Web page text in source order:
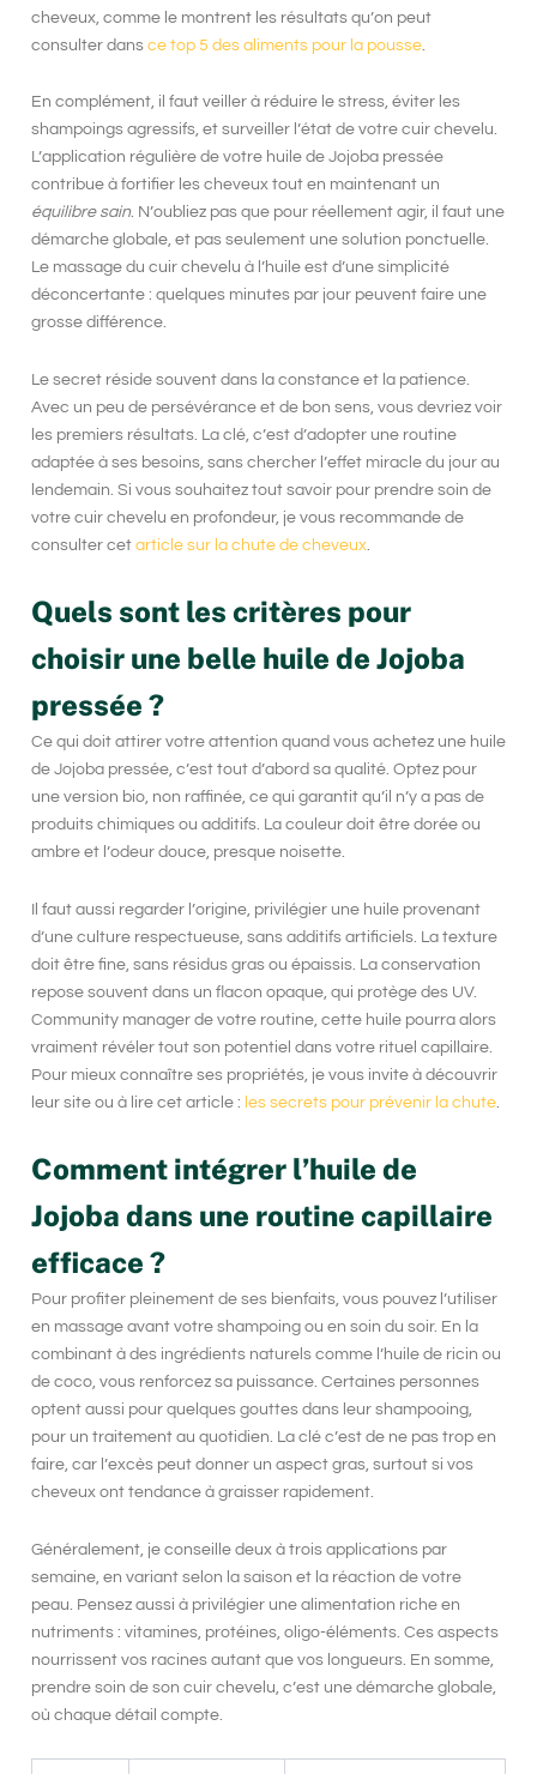
cheveux, comme le montrent les résultats qu’on peut
consulter dans ce top 5 des aliments pour la pousse
En complément, il faut veiller à réduire le stress, éviter les
shampoings agressifs, et surveiller l’état de votre cuir chevelu.
L’application régulière de votre huile de Jojoba pressée
contribue à fortifier les cheveux tout en maintenant un
équilibre sain. N’oubliez pas que pour réellement agir, il faut une
démarche globale, et pas seulement une solution ponctuelle.
Le massage du cuir chevelu à l’huile est d’une simplicité
déconcertante : quelques minutes par jour peuvent faire une
grosse différence.
Le secret réside souvent dans la constance et la patience.
Avec un peu de persévérance et de bon sens, vous devriez voir
les premiers résultats. La clé, c’est d’adopter une routine
adaptée à ses besoins, sans chercher l’effet miracle du jour au
lendemain. Si vous souhaitez tout savoir pour prendre soin de
votre cuir chevelu en profondeur, je vous recommande de
consulter cet article sur la chute de cheveux
Quels sont les critères pour
choisir une belle huile de Jojoba
pressée ?
Ce qui doit attirer votre attention quand vous achetez une huile
de Jojoba pressée, c’est tout d’abord sa qualité. Optez pour
une version bio, non raffinée, ce qui garantit qu’il n’y a pas de
produits chimiques ou additifs. La couleur doit être dorée ou
ambre et l’odeur douce, presque noisette.
Il faut aussi regarder l’origine, privilégier une huile provenant
d’une culture respectueuse, sans additifs artificiels. La texture
doit être fine, sans résidus gras ou épaissis. La conservation
repose souvent dans un flacon opaque, qui protège des UV.
Community manager de votre routine, cette huile pourra alors
vraiment révéler tout son potentiel dans votre rituel capillaire.
Pour mieux connaître ses propriétés, je vous invite à découvrir
leur site ou à lire cet article : les secrets pour prévenir la chute
Comment intégrer l’huile de
Jojoba dans une routine capillaire
efficace ?
Pour profiter pleinement de ses bienfaits, vous pouvez l’utiliser
en massage avant votre shampoing ou en soin du soir. En la
combinant à des ingrédients naturels comme l’huile de ricin ou
de coco, vous renforcez sa puissance. Certaines personnes
optent aussi pour quelques gouttes dans leur shampooing,
pour un traitement au quotidien. La clé c’est de ne pas trop en
faire, car l’excès peut donner un aspect gras, surtout si vos
cheveux ont tendance à graisser rapidement.
Généralement, je conseille deux à trois applications par
semaine, en variant selon la saison et la réaction de votre
peau. Pensez aussi à privilégier une alimentation riche en
nutriments : vitamines, protéines, oligo-éléments. Ces aspects
nourrissent vos racines autant que vos longueurs. En somme,
prendre soin de son cuir chevelu, c’est une démarche globale,
où chaque détail compte.